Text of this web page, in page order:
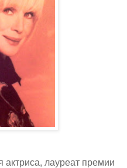
лауреат премии